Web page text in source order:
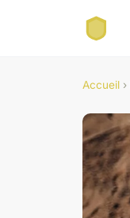
Accueil ›